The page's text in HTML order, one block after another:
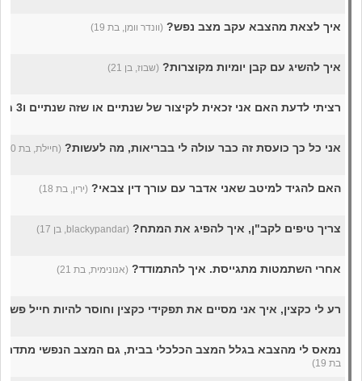
איך לצאת מהצבא עקב מצב נפש? (וונדר וומן, בת 19)
איך להשיג עם קבן יומיות מקוצרות? (שבוז, בן 21)
רציתי לדעת האם אני זכאית לקיצור של שנתיים או שזה שנתיים ו3 חודש?
אני כל כך כועסת זה כבר עולה לי בבריאות, מה לעשות? (חיילת, בת 20)
האם להגיד למיטב שאני אדבר עם עורך דין צבאי? (ירין, בת 18)
צריך טיפים לקב"ן, איך להפיג את המתח? (blackypandar, בן 17)
אחרי השתמטות מתגייסת. איך להתמודד? (אנונימית, בת 21)
רע לי כקצין, איך אני מסיים את תפקידי כקצין וחוסר להיות חייל
נמאס לי מהצבא בגלל המצב הכלכלי בבית, גם המצב הנפשי
בת 19)